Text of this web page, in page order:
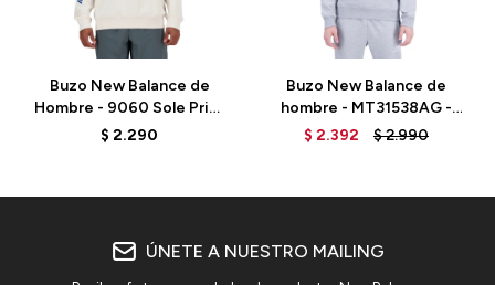
Buzo New Balance de
Hombre - 9060 Sole Print
- MT41941SST - ELD
$ 2.290
Buzo New Balance de
hombre - MT31538AG -
GREY
$ 2.392 $2.990
ÚNETE A NUESTRO MAILING